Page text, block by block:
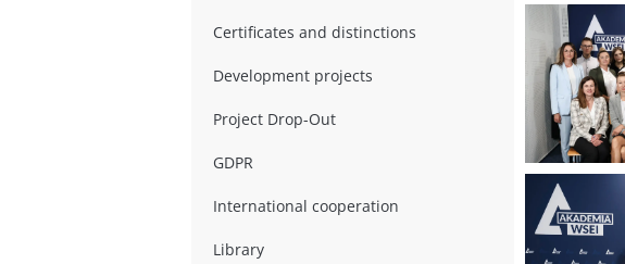
Certificates and distinctions
Development projects
Project Drop-Out
GDPR
International cooperation
Library